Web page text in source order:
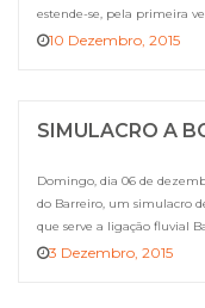
estende-se, pela primeira
numa carreira de autocarro
10 Dezembro, 2015
SIMULACRO A
Domingo, dia 06 de
do Barreiro, um simulacro
que serve a ligação fluvial
duração estimada de duas
3 Dezembro, 2015